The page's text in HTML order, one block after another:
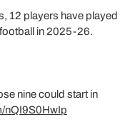
12 players have played
in 2025-26.
nine could start in
nQI9S0HwIp